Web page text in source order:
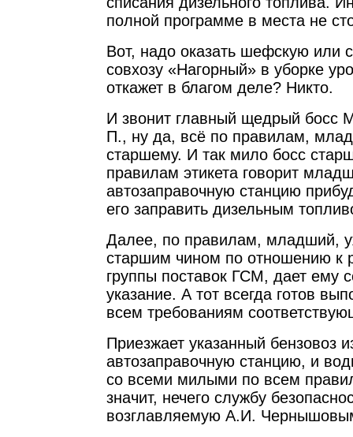
полной программе в места не
Вот, надо оказать шефскую или
совхозу «Нагорный» в уборке
откажет в благом деле? Никто.
И звонит главный щедрый босс
П., ну да, всё по правилам,
старшему. И так мило босс
правилам этикета говорит
автозаправочную станцию
его заправить дизельным
Далее, по правилам, младший,
старшим чином по отношению к
группы поставок ГСМ, дает ему
указание. А тот всегда готов
всем требованиям
Приезжает указанный бензовоз
автозаправочную станцию, и
со всеми милыми по всем
значит, нечего службу
возглавляемую А.И.